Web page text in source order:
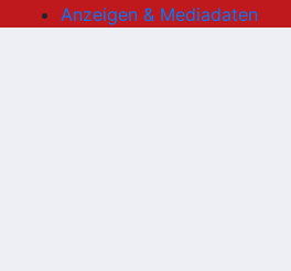
Anzeigen & Mediadaten